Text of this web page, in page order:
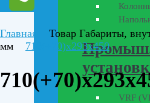
VRF
Главная
Товар Габариты,
мм
710(+70)x293x450